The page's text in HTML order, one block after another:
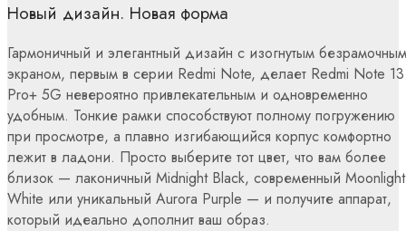
Новый дизайн. Новая форма
Гармоничный и элегантный дизайн с изогнутым безрамочным
экраном, первым в серии Redmi Note, делает Redmi Note 13
Pro+ 5G невероятно привлекательным и одновременно
удобным. Тонкие рамки способствуют полному погружению
при просмотре, а плавно изгибающийся корпус комфортно
лежит в ладони. Просто выберите тот цвет, что вам более
близок — лаконичный Midnight Black, современный Moonlight
White или уникальный Aurora Purple — и получите аппарат,
который идеально дополнит ваш образ.